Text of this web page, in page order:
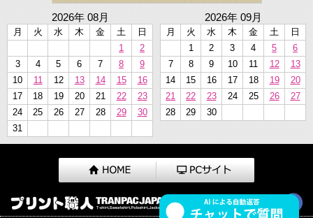
2026年 08月
月 火 水 木 金 土
日
1
2
3
4 5 6 7 8
9
10
11 12 13 14 15
16
17
18 19 20 21 22
23
24
25 26 27 28 29
30
31
2026年 09月
月 火 水 木 金 土
日
1
2 3 4 5
6
7
8 9 10 11 12
13
14
15 16 17 18 19
20
21
22 23 24 25 26
27
28
29 30